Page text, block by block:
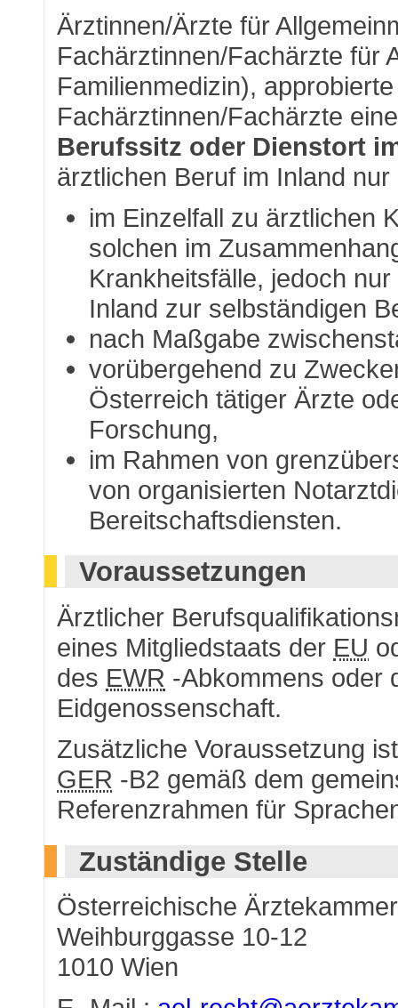
Ärztinnen/Ärzte für
Fachärztinnen/Fachärzte für
Familienmedizin),
Fachärztinnen/Fachärzte
Berufssitz oder Dienstort
ärztlichen Beruf im Inland
im Einzelfall zu ärztlichen
solchen im
Krankheitsfälle, jedoch
Inland zur selbständigen
nach Maßgabe
vorübergehend zu
Österreich tätiger Ärzte
Forschung,
im Rahmen von
von organisierten
Bereitschaftsdiensten.
Voraussetzungen
Ärztlicher
eines Mitgliedstaats der EU
des EWR -Abkommens oder
Eidgenossenschaft.
Zusätzliche Voraussetzung
GER -B2 gemäß dem
Referenzrahmen für
Zuständige Stelle
Österreichische Ärztekammer
Weihburggasse 10-12
1010 Wien